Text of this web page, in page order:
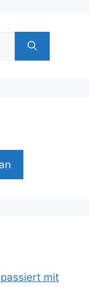
mit